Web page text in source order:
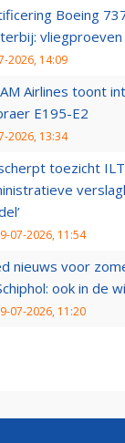
Boeing
2026, 14:09
Airlines toont
E195-E2
2026, 13:34
toezicht
07-2026, 11:54
nieuws voor
ook in de
07-2026, 11:20